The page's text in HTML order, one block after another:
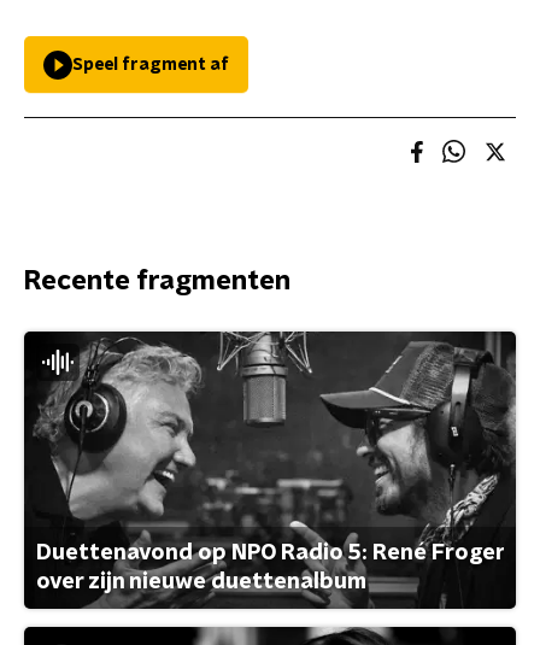
Speel fragment af
Recente fragmenten
Duettenavond op NPO Radio 5: René Froger
over zijn nieuwe duettenalbum